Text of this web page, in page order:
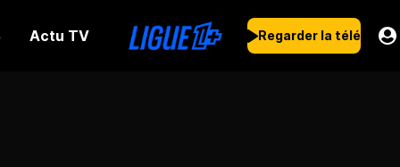
Actu TV Regarder la télé